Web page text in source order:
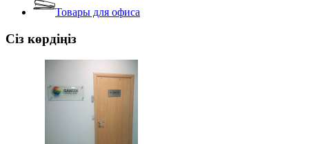
Товары для офиса
Сіз көрдіңіз